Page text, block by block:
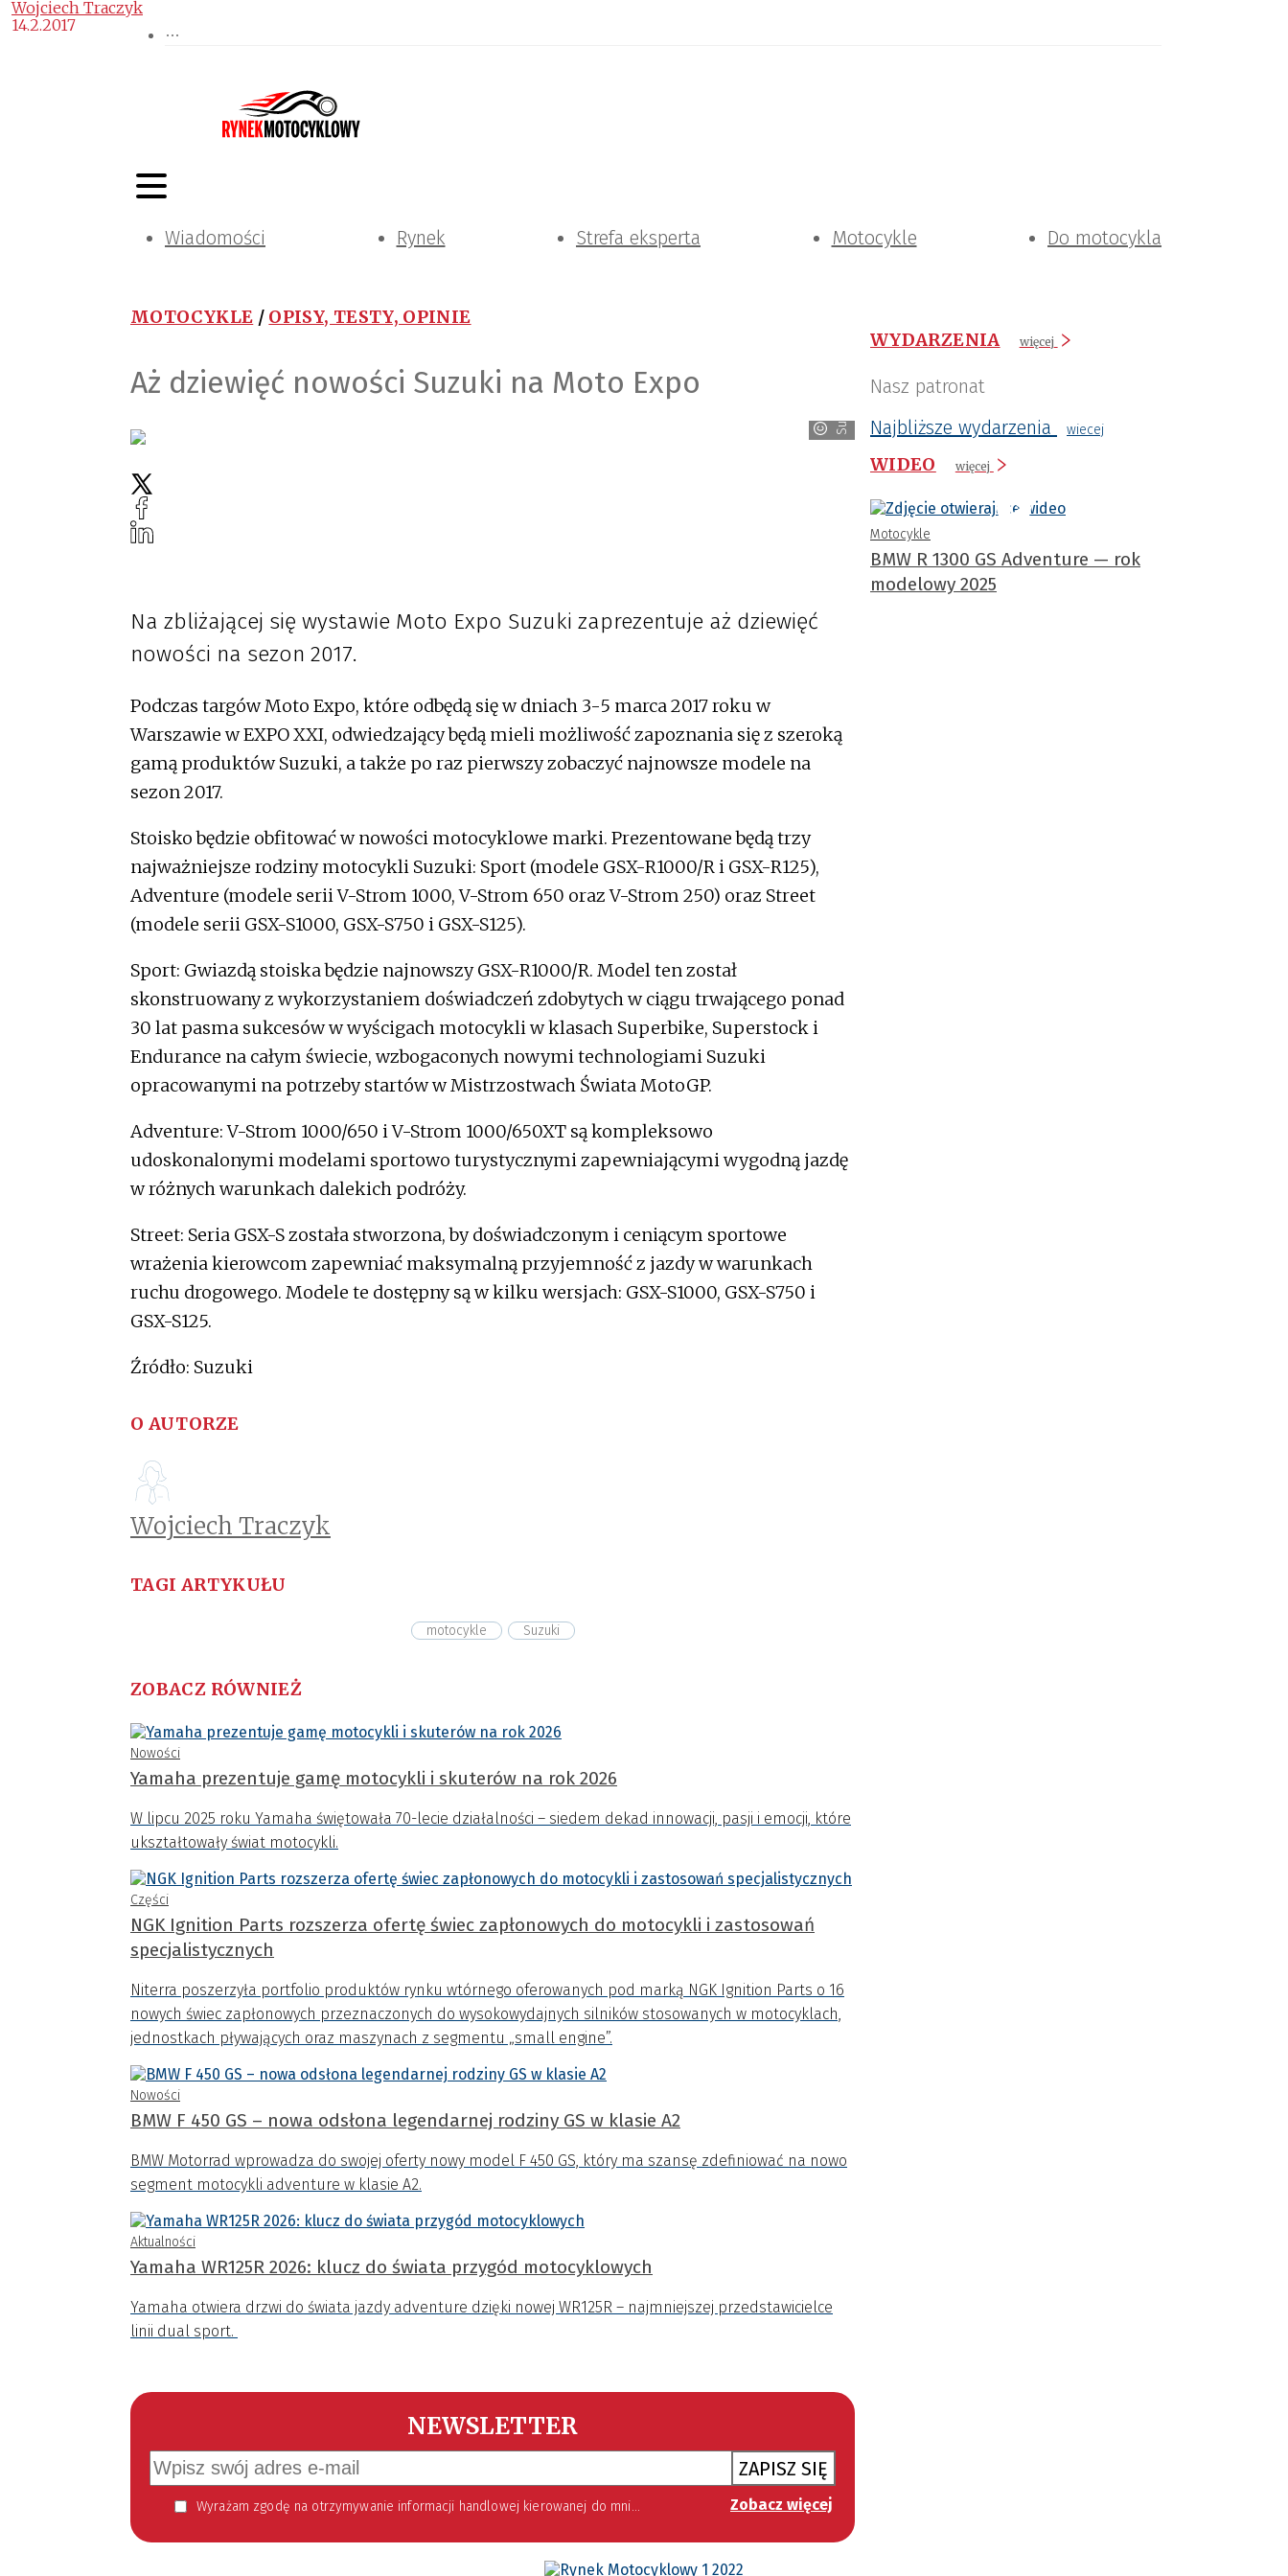
Wiadomości Rynek Strefa eksperta Motocykle Do motocykla
MOTOCYKLE / OPISY, TESTY, OPINIE
Aż dziewięć nowości Suzuki na Moto Expo
Suzuki
Wojciech Traczyk
14.2.2017
Na zbliżającej się wystawie Moto Expo Suzuki zaprezentuje aż dziewięć
nowości na sezon 2017.
Podczas targów Moto Expo, które odbędą się w dniach 3-5 marca 2017 roku w
Warszawie w EXPO XXI, odwiedzający będą mieli możliwość zapoznania się z szeroką
gamą produktów Suzuki, a także po raz pierwszy zobaczyć najnowsze modele na
sezon 2017.
Stoisko będzie obfitować w nowości motocyklowe marki. Prezentowane będą trzy
najważniejsze rodziny motocykli Suzuki: Sport (modele GSX-R1000/R i GSX-R125),
Adventure (modele serii V-Strom 1000, V-Strom 650 oraz V-Strom 250) oraz Street
(modele serii GSX-S1000, GSX-S750 i GSX-S125).
Sport: Gwiazdą stoiska będzie najnowszy GSX-R1000/R. Model ten został
skonstruowany z wykorzystaniem doświadczeń zdobytych w ciągu trwającego ponad
30 lat pasma sukcesów w wyścigach motocykli w klasach Superbike, Superstock i
Endurance na całym świecie, wzbogaconych nowymi technologiami Suzuki
opracowanymi na potrzeby startów w Mistrzostwach Świata MotoGP.
Adventure: V-Strom 1000/650 i V-Strom 1000/650XT są kompleksowo
udoskonalonymi modelami sportowo turystycznymi zapewniającymi wygodną jazdę
w różnych warunkach dalekich podróży.
Street: Seria GSX-S została stworzona, by doświadczonym i ceniącym sportowe
wrażenia kierowcom zapewniać maksymalną przyjemność z jazdy w warunkach
ruchu drogowego. Modele te dostępny są w kilku wersjach: GSX-S1000, GSX-S750 i
GSX-S125.
Źródło: Suzuki
O AUTORZE
Wojciech Traczyk
TAGI ARTYKUŁU
motocykle Suzuki
ZOBACZ RÓWNIEŻ
Nowości
Yamaha prezentuje gamę motocykli i skuterów na rok 2026
W lipcu 2025 roku Yamaha świętowała 70-lecie działalności – siedem dekad innowacji, pasji i emocji, które
ukształtowały świat motocykli.
Części
NGK Ignition Parts rozszerza ofertę świec zapłonowych do motocykli i zastosowań
specjalistycznych
Niterra poszerzyła portfolio produktów rynku wtórnego oferowanych pod marką NGK Ignition Parts o 16
nowych świec zapłonowych przeznaczonych do wysokowydajnych silników stosowanych w motocyklach,
jednostkach pływających oraz maszynach z segmentu „small engine”.
Nowości
BMW F 450 GS – nowa odsłona legendarnej rodziny GS w klasie A2
BMW Motorrad wprowadza do swojej oferty nowy model F 450 GS, który ma szansę zdefiniować na nowo
segment motocykli adventure w klasie A2.
Aktualności
Yamaha WR125R 2026: klucz do świata przygód motocyklowych
Yamaha otwiera drzwi do świata jazdy adventure dzięki nowej WR125R – najmniejszej przedstawicielce
linii dual sport.
NEWSLETTER
ZAPISZ SIĘ
Wyrażam zgodę na otrzymywanie informacji handlowej kierowanej do mnie za pomocą środków komunikacji elektronicznej w szczególności poczty elektronicznej zgodnie z przepisem art. 10 ust 2 ustawy z dnia 18 lipca 2002 roku o świadczeniu usług drogą elektroniczną (Dz. U. 144 z 2002 r. poz. 1204). Zgoda jest dobrowolna, jednak jej wyrażenie jest konieczne, aby otrzymywać newsletter. Zobacz więcej
WYDARZENIA więcej
Nasz patronat
Najbliższe wydarzenia
wiecej
WIDEO więcej
Motocykle
BMW R 1300 GS Adventure — rok
modelowy 2025